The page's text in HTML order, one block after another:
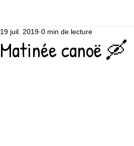
Matinée canoë 🛶
19 juil. 2019 0 min de lecture